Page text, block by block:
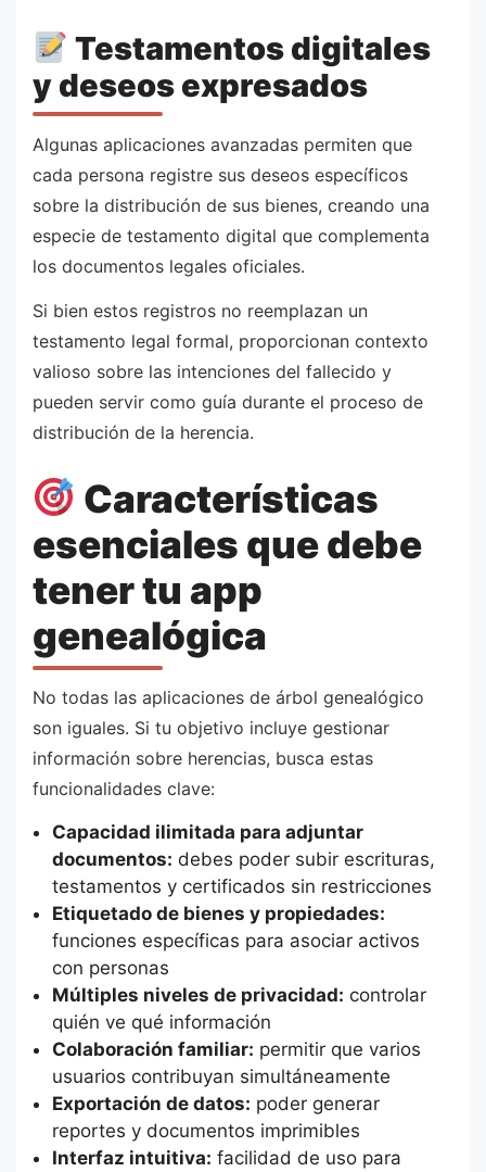
Testamentos digitales
y deseos expresados
Algunas aplicaciones avanzadas permiten que
cada persona registre sus deseos específicos
sobre la distribución de sus bienes, creando una
especie de testamento digital que complementa
los documentos legales oficiales.
Si bien estos registros no reemplazan un
testamento legal formal, proporcionan contexto
valioso sobre las intenciones del fallecido y
pueden servir como guía durante el proceso de
distribución de la herencia.
Características
esenciales que debe
tener tu app
genealógica
No todas las aplicaciones de árbol genealógico
son iguales. Si tu objetivo incluye gestionar
información sobre herencias, busca estas
funcionalidades clave:
Capacidad ilimitada para adjuntar
documentos: debes poder subir escrituras,
testamentos y certificados sin restricciones
Etiquetado de bienes y propiedades:
funciones específicas para asociar activos
con personas
Múltiples niveles de privacidad: controlar
quién ve qué información
Colaboración familiar: permitir que varios
usuarios contribuyan simultáneamente
Exportación de datos: poder generar
reportes y documentos imprimibles
Interfaz intuitiva: facilidad de uso para